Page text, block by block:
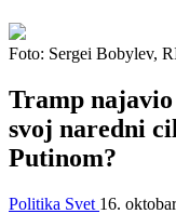
Foto: Sergei Bobylev,
Tramp
svoj naredni
Putinom?
Politika Svet 16.